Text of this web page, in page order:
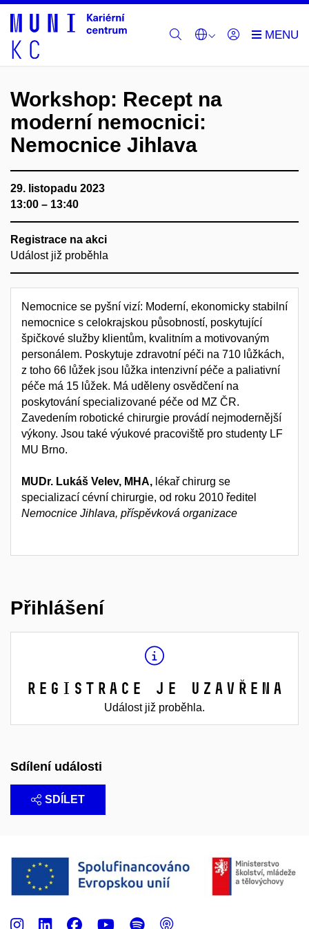
Workshop: Recept na
moderní nemocnici:
Nemocnice Jihlava
29. listopadu 2023
13:00 – 13:40
Registrace na akci
Událost již proběhla
Nemocnice se pyšní vizí: Moderní, ekonomicky stabilní
nemocnice s celokrajskou působností, poskytující
špičkové služby klientům, kvalitním a motivovaným
personálem. Poskytuje zdravotní péči na 710 lůžkách,
z toho 66 lůžek jsou lůžka intenzivní péče a paliativní
péče má 15 lůžek. Má uděleny osvědčení na
poskytování specializované péče od MZ ČR.
Zavedením robotické chirurgie provádí nejmodernější
výkony. Jsou také výukové pracoviště pro studenty LF
MU Brno.
MUDr. Lukáš Velev, MHA, lékař chirurg se
specializací cévní chirurgie, od roku 2010 ředitel
Nemocnice Jihlava, příspěvková organizace
Přihlášení
Registrace je uzavřena
Událost již proběhla.
Sdílení události
SDÍLET
Instagram
LinkedIn
Facebook
Youtube
Spotify
Podcast